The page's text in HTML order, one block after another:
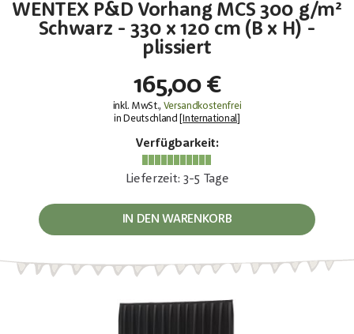
WENTEX P&D Vorhang MCS 300 g/m²
Schwarz - 330 x 120 cm (B x H) -
plissiert
165,00 €
inkl. MwSt., Versandkostenfrei
in Deutschland [
International]
Verfügbarkeit:
Lieferzeit: 3-5 Tage
IN DEN WARENKORB